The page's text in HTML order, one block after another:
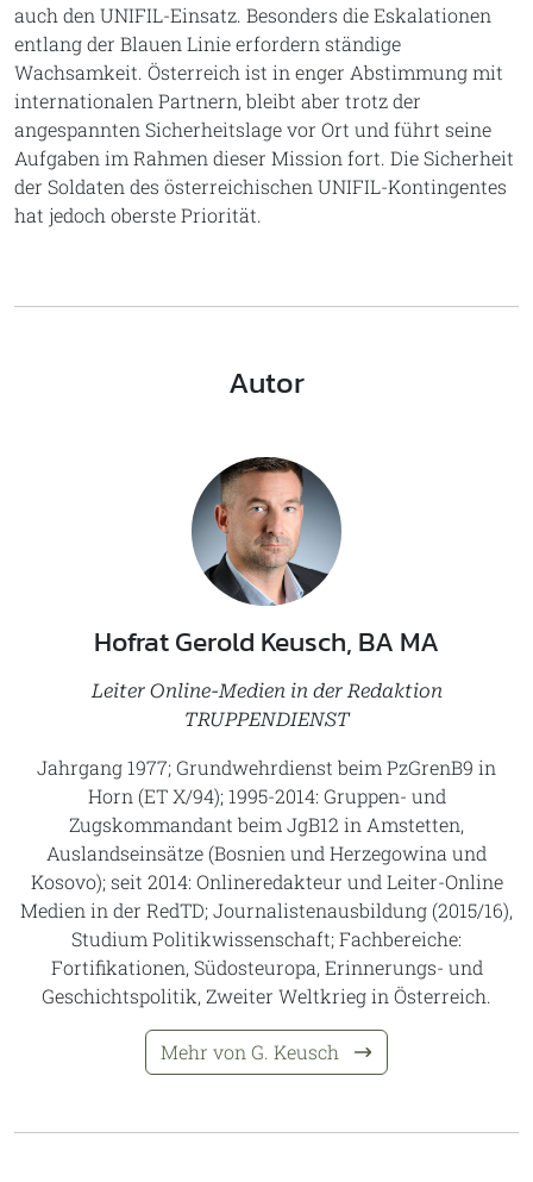
auch den UNIFIL-Einsatz. Besonders die Eskalationen
entlang der Blauen Linie erfordern ständige
Wachsamkeit. Österreich ist in enger Abstimmung mit
internationalen Partnern, bleibt aber trotz der
angespannten Sicherheitslage vor Ort und führt seine
Aufgaben im Rahmen dieser Mission fort. Die Sicherheit
der Soldaten des österreichischen UNIFIL-Kontingentes
hat jedoch oberste Priorität.
Autor
Hofrat Gerold Keusch, BA MA
Leiter Online-Medien in der Redaktion
TRUPPENDIENST
Jahrgang 1977; Grundwehrdienst beim PzGrenB9 in
Horn (ET X/94); 1995-2014: Gruppen- und
Zugskommandant beim JgB12 in Amstetten,
Auslandseinsätze (Bosnien und Herzegowina und
Kosovo); seit 2014: Onlineredakteur und Leiter-Online
Medien in der RedTD; Journalistenausbildung (2015/16),
Studium Politikwissenschaft; Fachbereiche:
Fortifikationen, Südosteuropa, Erinnerungs- und
Geschichtspolitik, Zweiter Weltkrieg in Österreich.
Mehr von G. Keusch